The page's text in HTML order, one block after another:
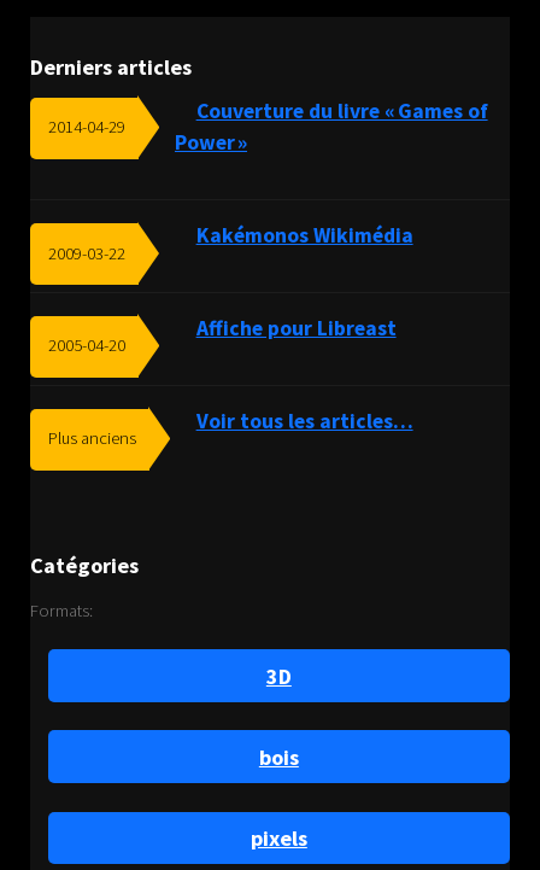
Derniers articles
2014-04-29
Couverture du livre « Games of
Power »
2009-03-22
Kakémonos Wikimédia
2005-04-20
Affiche pour Libreast
Plus anciens
Voir tous les articles…
Catégories
Formats:
3D
bois
pixels